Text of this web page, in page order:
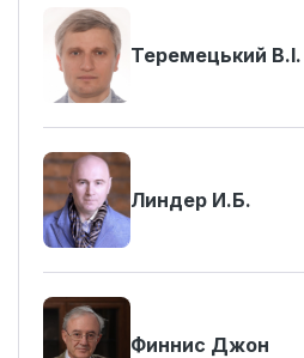
Теремецький В.І.
Линдер И.Б.
Финнис Джон